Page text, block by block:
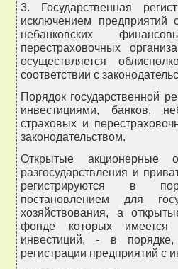
3. Государственная
исключением предприятий
небанковских
перестраховочных
осуществляется
соответствии с
Порядок государственной
инвестициями, банков,
страховых и
законодательством.
Открытые акционерные
разгосударствления и
регистрируются в
постановлением для
хозяйствования, а
фонде которых имеется
инвестиций, - в порядке,
регистрации предприятий с